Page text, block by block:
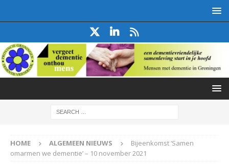
HOME ALGEMEEN NIEUWS
Bijeenkomst ‘Samen
omarmen we dementie’ – 10 november 2021